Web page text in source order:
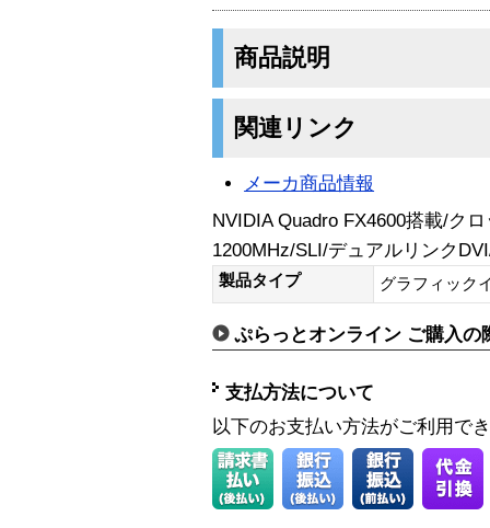
商品説明
関連リンク
メーカ商品情報
NVIDIA Quadro FX4600搭載/ク
1200MHz/SLI/デュアルリンク
製品タイプ グラフィック
ぷらっとオンライン ご購入の
支払方法について
以下のお支払い方法がご利用で